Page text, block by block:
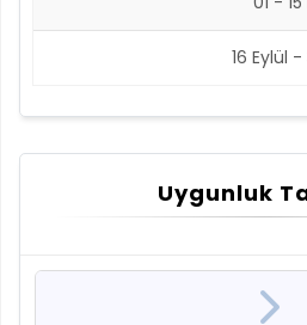
16 Eylül -
Uygunluk